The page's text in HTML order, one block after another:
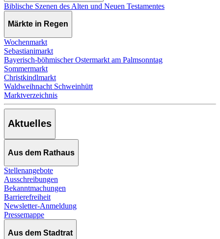
Biblische Szenen des Alten und Neuen Testamentes
Märkte in Regen
Wochenmarkt
Sebastianimarkt
Bayerisch-böhmischer Ostermarkt am Palmsonntag
Sommermarkt
Christkindlmarkt
Waldweihnacht Schweinhütt
Marktverzeichnis
Aktuelles
Aus dem Rathaus
Stellenangebote
Ausschreibungen
Bekanntmachungen
Barrierefreiheit
Newsletter-Anmeldung
Pressemappe
Aus dem Stadtrat